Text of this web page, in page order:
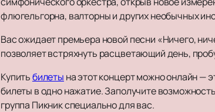
флюгельгорна, валторны и других необычных
Вас ожидает премьера новой песни «Ничего,
позволяет встряхнуть расцветающий день,
Купитьбилеты на этот концерт можно онлайн —
билеты в одно нажатие. Заполучите
группа Пикник специально для вас.